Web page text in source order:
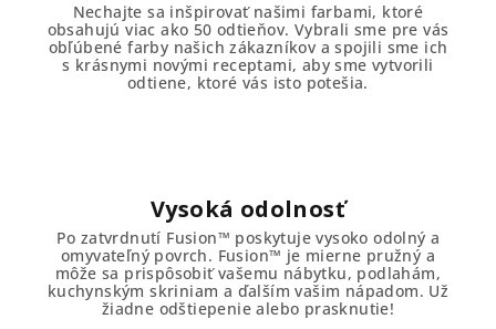
Nechajte sa inšpirovať našimi farbami, ktoré
obsahujú viac ako 50 odtieňov. Vybrali sme pre vás
obľúbené farby našich zákazníkov a spojili sme ich
s krásnymi novými receptami, aby sme vytvorili
odtiene, ktoré vás isto potešia.
Vysoká odolnosť
Po zatvrdnutí Fusion™ poskytuje vysoko odolný a
omyvateľný povrch. Fusion™ je mierne pružný a
môže sa prispôsobiť vašemu nábytku, podlahám,
kuchynským skriniam a ďalším vašim nápadom. Už
žiadne odštiepenie alebo prasknutie!